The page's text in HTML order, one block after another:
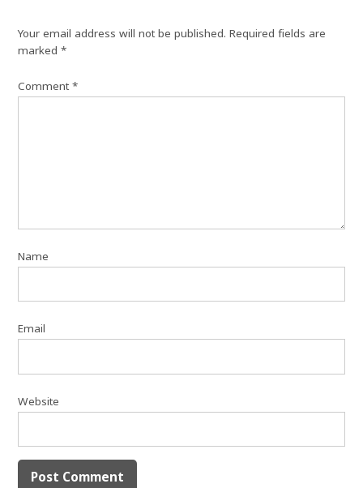
Your email address will not be published. Required fields are
marked*
Comment*
Name
Email
Website